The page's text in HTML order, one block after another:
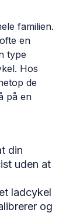
familien.
en
type
Hos
de
på en
din
uden at
ladcykel
og